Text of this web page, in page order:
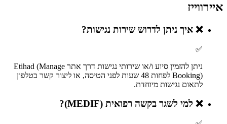
איירווייז
❌ איך ניתן לדרוש שירות נגישות?
✅
ניתן להזמין סיוע ו/או שירותי נגישות דרך אתר Etihad (Manage
Booking) לפחות 48 שעות לפני הטיסה, או ליצור קשר בטלפון
לתאום נגישות מיוחדת.
❌ למי לשגר בקשה רפואית (MEDIF)?